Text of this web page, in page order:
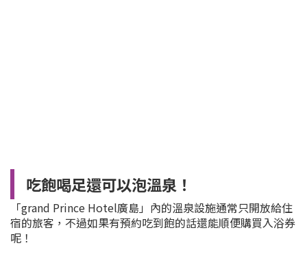
吃飽喝足還可以泡溫泉！
「grand Prince Hotel廣島」內的溫泉設施通常只開放給住
宿的旅客，不過如果有預約吃到飽的話還能順便購買入浴券
呢！